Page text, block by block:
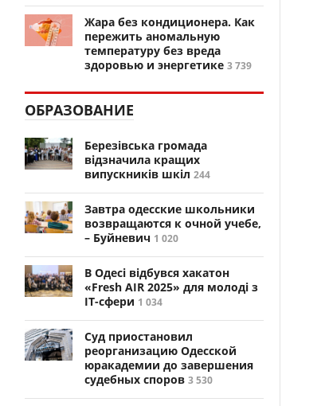
Жара без кондиционера. Как
пережить аномальную
температуру без вреда
здоровью и энергетике 3 739
ОБРАЗОВАНИЕ
Березівська громада
відзначила кращих
випускників шкіл 244
Завтра одесские школьники
возвращаются к очной учебе,
– Буйневич 1 020
В Одесі відбувся хакатон
«Fresh AIR 2025» для молоді з
ІТ-сфери 1 034
Суд приостановил
реорганизацию Одесской
юракадемии до завершения
судебных споров 3 530